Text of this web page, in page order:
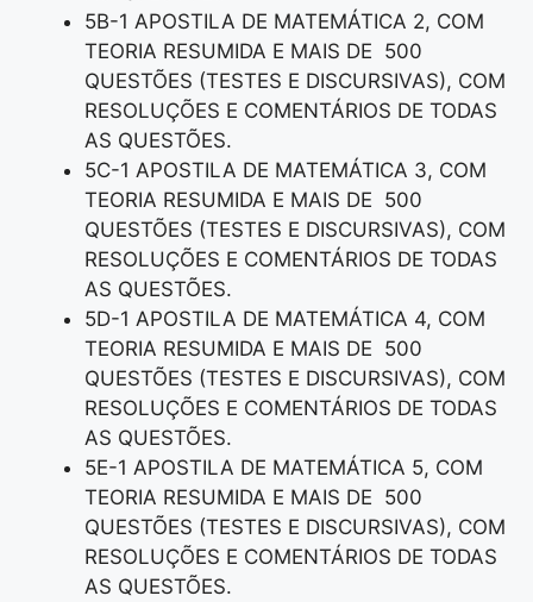
5B-1 APOSTILA DE MATEMÁTICA 2, COM
TEORIA RESUMIDA E MAIS DE 500
QUESTÕES (TESTES E DISCURSIVAS), COM
RESOLUÇÕES E COMENTÁRIOS DE TODAS
AS QUESTÕES.
5C-1 APOSTILA DE MATEMÁTICA 3, COM
TEORIA RESUMIDA E MAIS DE 500
QUESTÕES (TESTES E DISCURSIVAS), COM
RESOLUÇÕES E COMENTÁRIOS DE TODAS
AS QUESTÕES.
5D-1 APOSTILA DE MATEMÁTICA 4, COM
TEORIA RESUMIDA E MAIS DE 500
QUESTÕES (TESTES E DISCURSIVAS), COM
RESOLUÇÕES E COMENTÁRIOS DE TODAS
AS QUESTÕES.
5E-1 APOSTILA DE MATEMÁTICA 5, COM
TEORIA RESUMIDA E MAIS DE 500
QUESTÕES (TESTES E DISCURSIVAS), COM
RESOLUÇÕES E COMENTÁRIOS DE TODAS
AS QUESTÕES.